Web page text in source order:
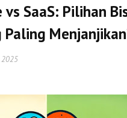
vs SaaS: Pilihan
2025